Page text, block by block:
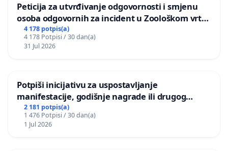
Peticija za utvrđivanje odgovornosti i smjenu
osoba odgovornih za incident u Zoološkom vrtu
Grada Zagreba
4 178 potpis(a)
4 178 Potpisi / 30 dan(a)
31 Jul 2026
Potpiši inicijativu za uspostavljanje
manifestacije, godišnje nagrade ili drugog
javnog događaja „Edin Avdić“ u Sarajevu
2 181 potpis(a)
1 476 Potpisi / 30 dan(a)
1 Jul 2026